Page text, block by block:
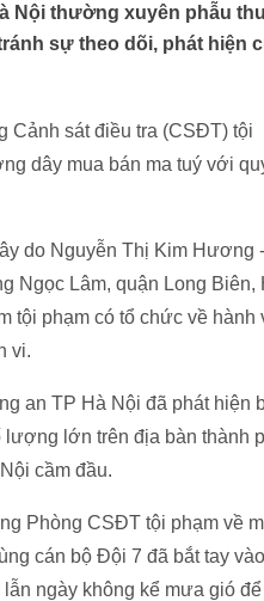
Nội thường xuyên phẫu
sự theo dõi, phát hiện
Cảnh sát điều tra (CSĐT) tội
dây mua bán ma tuý với
do Nguyễn Thị Kim Hương -
Ngọc Lâm, quận Long Biên,
tội phạm có tổ chức về hành
vi.
an TP Hà Nội đã phát hiện
lượng lớn trên địa bàn thành
cầm đầu.
Phòng CSĐT tội phạm về
cán bộ Đội 7 đã bắt tay vào
ngày không kể mưa gió để